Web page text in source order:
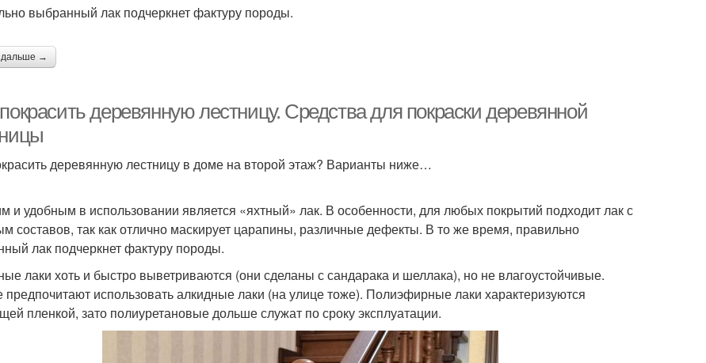
выбранный лак подчеркнет фактуру породы.
дальше →
деревянную лестницу. Средства для покраски деревянной
деревянную лестницу в доме на второй этаж? Варианты ниже…
и удобным в использовании является «яхтный» лак. В особенности, для любых покрытий подходит лак с
составов, так как отлично маскирует царапины, различные дефекты. В то же время, правильно
лак подчеркнет фактуру породы.
лаки хоть и быстро выветриваются (они сделаны с сандарака и шеллака), но не влагоустойчивые.
предпочитают использовать алкидные лаки (на улице тоже). Полиэфирные лаки характеризуются
пленкой, зато полиуретановые дольше служат по сроку эксплуатации.